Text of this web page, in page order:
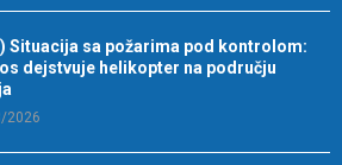
Situacija sa požarima pod kontrolom:
dejstvuje helikopter na području
2026